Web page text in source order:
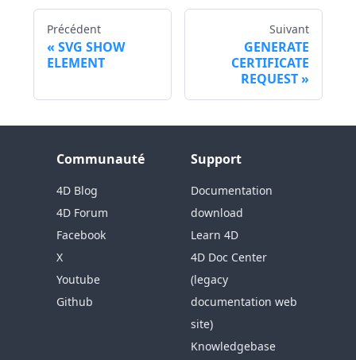
Précédent
SVG SHOW
ELEMENT
Suivant
GENERATE
CERTIFICATE
REQUEST
Communauté
4D Blog
4D Forum
Facebook
X
Youtube
Github
Support
Documentation
download
Learn 4D
4D Doc Center
(legacy
documentation web
site)
Knowledgebase